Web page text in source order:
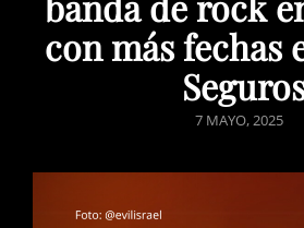
con más fechas
POSTED
7 MAYO, 2025